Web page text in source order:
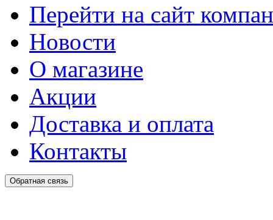
Перейти на сайт
Новости
О магазине
Акции
Доставка и оплата
Контакты
Обратная связь